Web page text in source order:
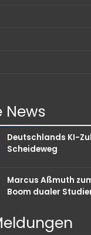
News
Deutschlands KI-
Scheideweg
Marcus Aßmuth
Boom dualer
punkten können